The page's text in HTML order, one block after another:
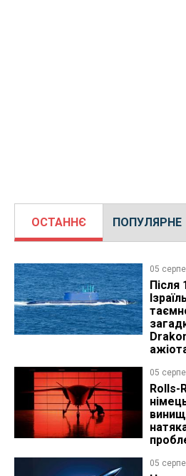
ОСТАННЄ ПОПУЛЯРНЕ
05
Після
05
Rolls-
05